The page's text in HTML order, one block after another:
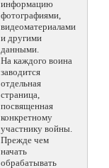
информацию
фотографиями,
видеоматериалами
и другими
данными.
На каждого воина
заводится
отдельная
страница,
посвященная
конкретному
участнику войны.
Прежде чем
начать
обрабатывать